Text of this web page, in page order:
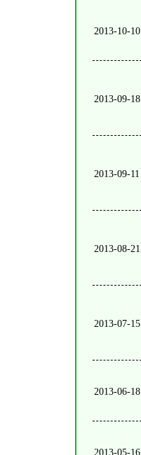
2013-10-10
2013-09-18
2013-09-11
2013-08-21
2013-07-15
2013-06-18
2013-05-16